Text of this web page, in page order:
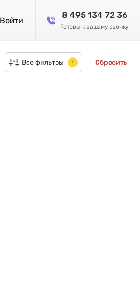
Войти
8 495 134 72 36
Готовы к вашему звонку
Все фильтры 1 Сбросить